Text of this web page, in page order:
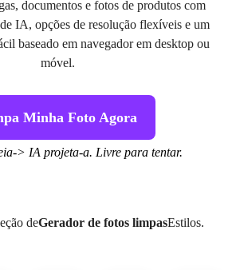
documentos e fotos de produtos com
IA, opções de resolução flexíveis e um
baseado em navegador em desktop ou
móvel.
Minha Foto Agora
> IA projeta-a. Livre para tentar.
deGerador de fotos limpasEstilos.